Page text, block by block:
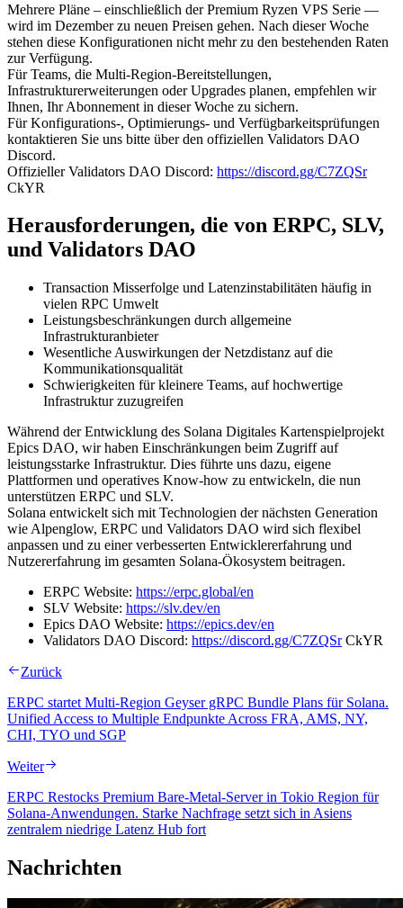
Mehrere Pläne – einschließlich der Premium Ryzen VPS Serie —
wird im Dezember zu neuen Preisen gehen. Nach dieser Woche
stehen diese Konfigurationen nicht mehr zu den bestehenden Raten
zur Verfügung.
Für Teams, die Multi-Region-Bereitstellungen,
Infrastrukturerweiterungen oder Upgrades planen, empfehlen wir
Ihnen, Ihr Abonnement in dieser Woche zu sichern.
Für Konfigurations-, Optimierungs- und Verfügbarkeitsprüfungen
kontaktieren Sie uns bitte über den offiziellen Validators DAO
Discord.
Offizieller Validators DAO Discord: https://discord.gg/C7ZQSr
CkYR
Herausforderungen, die von ERPC, SLV,
und Validators DAO
Transaction Misserfolge und Latenzinstabilitäten häufig in
vielen RPC Umwelt
Leistungsbeschränkungen durch allgemeine
Infrastrukturanbieter
Wesentliche Auswirkungen der Netzdistanz auf die
Kommunikationsqualität
Schwierigkeiten für kleinere Teams, auf hochwertige
Infrastruktur zuzugreifen
Während der Entwicklung des Solana Digitales Kartenspielprojekt
Epics DAO, wir haben Einschränkungen beim Zugriff auf
leistungsstarke Infrastruktur. Dies führte uns dazu, eigene
Plattformen und operatives Know-how zu entwickeln, die nun
unterstützen ERPC und SLV.
Solana entwickelt sich mit Technologien der nächsten Generation
wie Alpenglow, ERPC und Validators DAO wird sich flexibel
anpassen und zu einer verbesserten Entwicklererfahrung und
Nutzererfahrung im gesamten Solana-Ökosystem beitragen.
ERPC Website: https://erpc.global/en
SLV Website: https://slv.dev/en
Epics DAO Website: https://epics.dev/en
Validators DAO Discord: https://discord.gg/C7ZQSrCkYR
Zurück
ERPC startet Multi-Region Geyser gRPC Bundle Plans für Solana.
Unified Access to Multiple Endpunkte Across FRA, AMS, NY,
CHI, TYO und SGP
Weiter
ERPC Restocks Premium Bare-Metal-Server in Tokio Region für
Solana-Anwendungen. Starke Nachfrage setzt sich in Asiens
zentralem niedrige Latenz Hub fort
Nachrichten